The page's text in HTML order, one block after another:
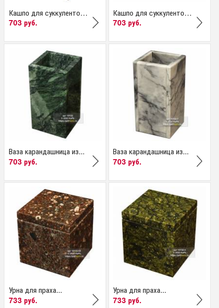
Кашпо для суккулентов...
703 руб.
Кашпо для суккулентов...
703 руб.
Ваза карандашница из...
703 руб.
Ваза карандашница из...
703 руб.
Урна для праха...
733 руб.
Урна для праха...
733 руб.